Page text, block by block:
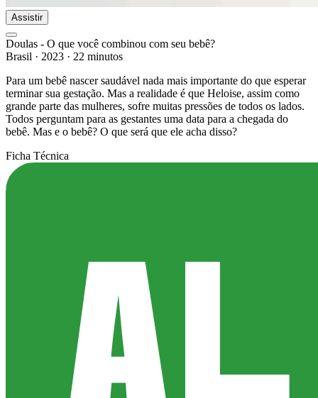
Assistir
Doulas - O que você combinou com seu bebê?
Brasil · 2023 · 22 minutos
Para um bebê nascer saudável nada mais importante do que esperar
terminar sua gestação. Mas a realidade é que Heloise, assim como
grande parte das mulheres, sofre muitas pressões de todos os lados.
Todos perguntam para as gestantes uma data para a chegada do
bebê. Mas e o bebê? O que será que ele acha disso?
Ficha Técnica